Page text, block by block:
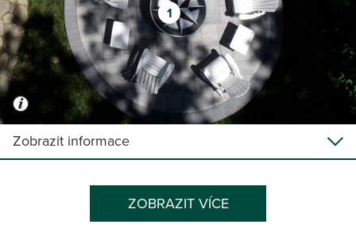
1
Zobrazit informace
ZOBRAZIT VÍCE